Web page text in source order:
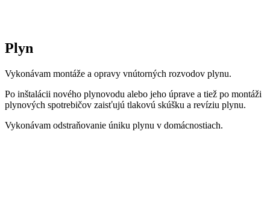
Plyn
Vykonávam montáže a opravy vnútorných rozvodov plynu.
Po inštalácii nového plynovodu alebo jeho úprave a tiež po montáži
plynových spotrebičov zaisťujú tlakovú skúšku a revíziu plynu.
Vykonávam odstraňovanie úniku plynu v domácnostiach.